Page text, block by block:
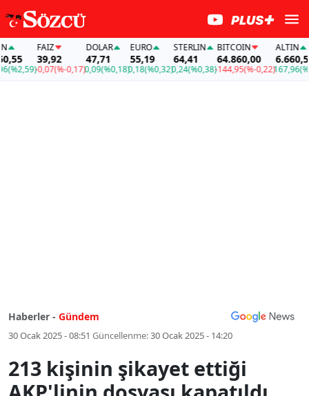
39,92
-0,07(%-0,17)
DOLAR
47,71
0,09(%0,18)
EURO
55,19
0,18(%0,32)
STERLIN
64,41
0,24(%0,38)
BITCOIN
64.860,00
-144,95(%-0,22)
ALTIN
6.660,55
167,96
Haberler - Gündem
30 Ocak 2025 - 08:51 Güncellenme:30 Ocak 2025 - 14:20
213 kişinin şikayet ettiği